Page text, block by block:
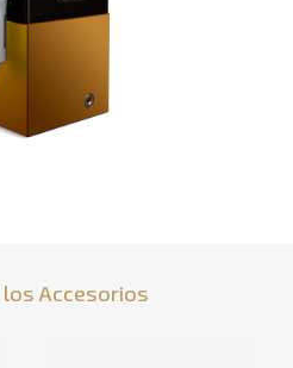
Accesorios